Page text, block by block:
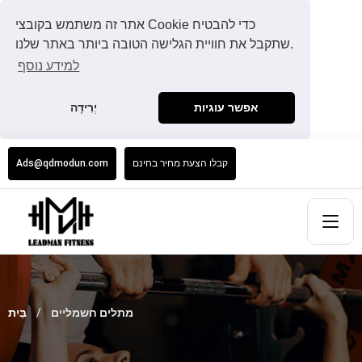
אתר זה משתמש בקובצי Cookie כדי להבטיח
שתקבל את חוויית הגלישה הטובה ביותר באתר שלנו.
למידע נוסף
יְרִידָה אפשר עוגיות
Ads@qdmodun.com קבלו הצעת מחיר בחינם
בַּיִת מתלים חשמליים